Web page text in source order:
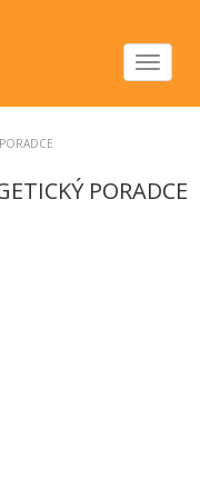
Toggle
PORADCE